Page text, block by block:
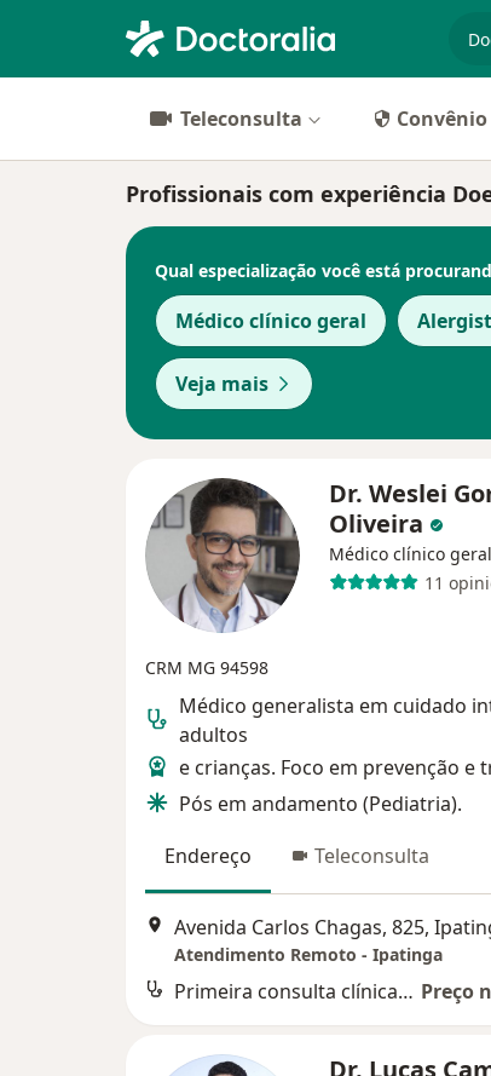
Teleconsulta Convênio
Profissionais com experiência
Qual especialização você está
Médico clínico geral
Veja mais
Dr. Weslei
Oliveira
Médico clínico geral
11
CRM MG 94598
Médico generalista em cuidado
adultos
e crianças. Foco em prevenção e
Pós em andamento (Pediatria).
Endereço
Teleconsulta
Avenida Carlos Chagas, 825,
Atendimento Remoto - Ipatinga
Primeira consulta clínica médica Preço